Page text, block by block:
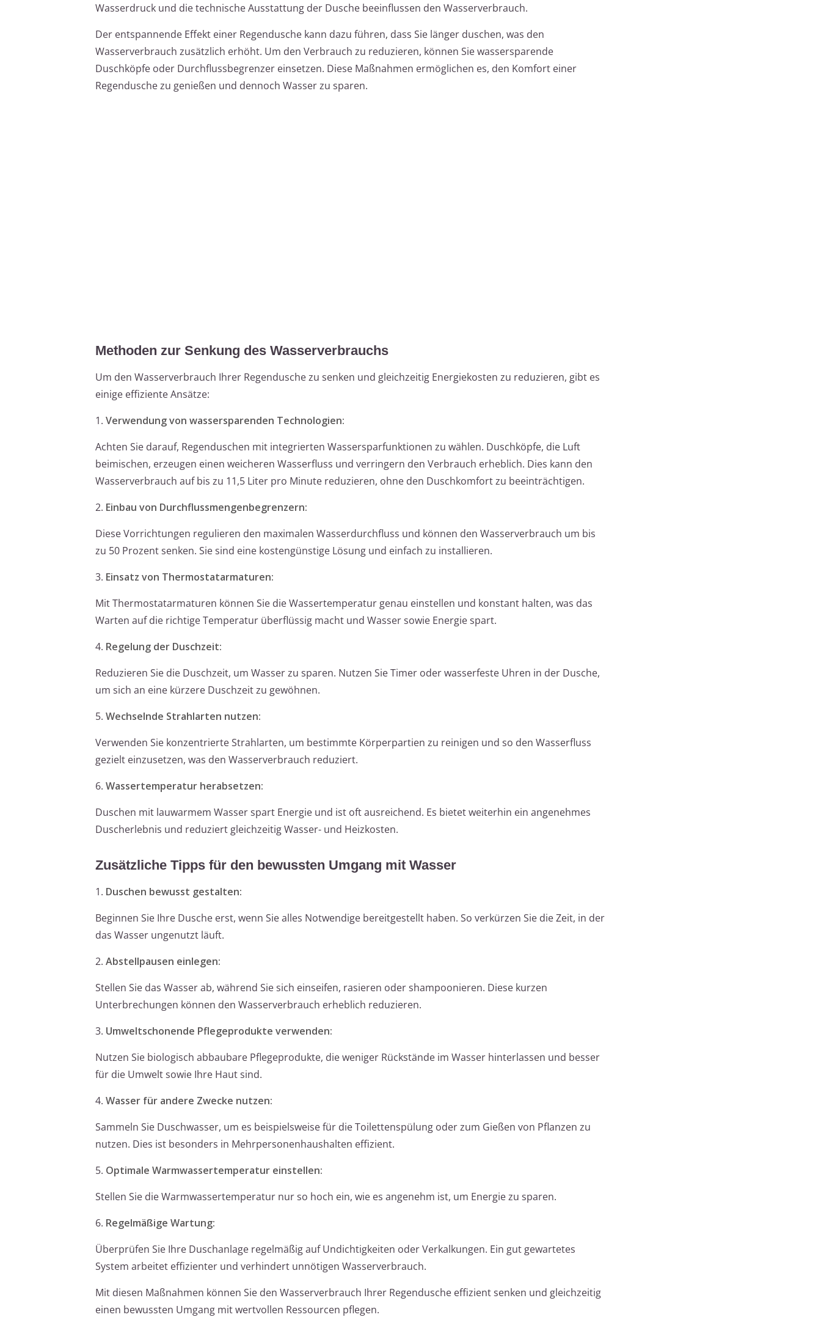
Wasserdruck und die technische Ausstattung der Dusche beeinflussen den Wasserverbrauch.
Der entspannende Effekt einer Regendusche kann dazu führen, dass Sie länger duschen, was den
Wasserverbrauch zusätzlich erhöht. Um den Verbrauch zu reduzieren, können Sie wassersparende
Duschköpfe oder Durchflussbegrenzer einsetzen. Diese Maßnahmen ermöglichen es, den Komfort einer
Regendusche zu genießen und dennoch Wasser zu sparen.
Methoden zur Senkung des Wasserverbrauchs
Um den Wasserverbrauch Ihrer Regendusche zu senken und gleichzeitig Energiekosten zu reduzieren, gibt es
einige effiziente Ansätze:
1. Verwendung von wassersparenden Technologien:
Achten Sie darauf, Regenduschen mit integrierten Wassersparfunktionen zu wählen. Duschköpfe, die Luft
beimischen, erzeugen einen weicheren Wasserfluss und verringern den Verbrauch erheblich. Dies kann den
Wasserverbrauch auf bis zu 11,5 Liter pro Minute reduzieren, ohne den Duschkomfort zu beeinträchtigen.
2. Einbau von Durchflussmengenbegrenzern:
Diese Vorrichtungen regulieren den maximalen Wasserdurchfluss und können den Wasserverbrauch um bis
zu 50 Prozent senken. Sie sind eine kostengünstige Lösung und einfach zu installieren.
3. Einsatz von Thermostatarmaturen:
Mit Thermostatarmaturen können Sie die Wassertemperatur genau einstellen und konstant halten, was das
Warten auf die richtige Temperatur überflüssig macht und Wasser sowie Energie spart.
4. Regelung der Duschzeit:
Reduzieren Sie die Duschzeit, um Wasser zu sparen. Nutzen Sie Timer oder wasserfeste Uhren in der Dusche,
um sich an eine kürzere Duschzeit zu gewöhnen.
5. Wechselnde Strahlarten nutzen:
Verwenden Sie konzentrierte Strahlarten, um bestimmte Körperpartien zu reinigen und so den Wasserfluss
gezielt einzusetzen, was den Wasserverbrauch reduziert.
6. Wassertemperatur herabsetzen:
Duschen mit lauwarmem Wasser spart Energie und ist oft ausreichend. Es bietet weiterhin ein angenehmes
Duscherlebnis und reduziert gleichzeitig Wasser- und Heizkosten.
Zusätzliche Tipps für den bewussten Umgang mit Wasser
1. Duschen bewusst gestalten:
Beginnen Sie Ihre Dusche erst, wenn Sie alles Notwendige bereitgestellt haben. So verkürzen Sie die Zeit, in der
das Wasser ungenutzt läuft.
2. Abstellpausen einlegen:
Stellen Sie das Wasser ab, während Sie sich einseifen, rasieren oder shampoonieren. Diese kurzen
Unterbrechungen können den Wasserverbrauch erheblich reduzieren.
3. Umweltschonende Pflegeprodukte verwenden:
Nutzen Sie biologisch abbaubare Pflegeprodukte, die weniger Rückstände im Wasser hinterlassen und besser
für die Umwelt sowie Ihre Haut sind.
4. Wasser für andere Zwecke nutzen:
Sammeln Sie Duschwasser, um es beispielsweise für die Toilettenspülung oder zum Gießen von Pflanzen zu
nutzen. Dies ist besonders in Mehrpersonenhaushalten effizient.
5. Optimale Warmwassertemperatur einstellen:
Stellen Sie die Warmwassertemperatur nur so hoch ein, wie es angenehm ist, um Energie zu sparen.
6. Regelmäßige Wartung:
Überprüfen Sie Ihre Duschanlage regelmäßig auf Undichtigkeiten oder Verkalkungen. Ein gut gewartetes
System arbeitet effizienter und verhindert unnötigen Wasserverbrauch.
Mit diesen Maßnahmen können Sie den Wasserverbrauch Ihrer Regendusche effizient senken und gleichzeitig
einen bewussten Umgang mit wertvollen Ressourcen pflegen.